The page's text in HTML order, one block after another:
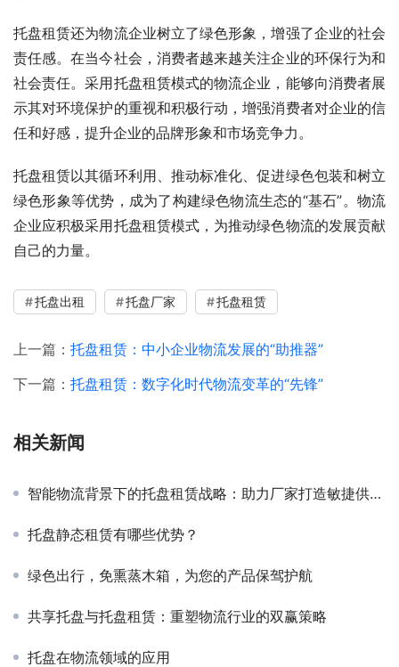
托盘租赁还为物流企业树立了绿色形象，增强了企业的社会
责任感。在当今社会，消费者越来越关注企业的环保行为和
社会责任。采用托盘租赁模式的物流企业，能够向消费者展
示其对环境保护的重视和积极行动，增强消费者对企业的信
任和好感，提升企业的品牌形象和市场竞争力。
托盘租赁以其循环利用、推动标准化、促进绿色包装和树立
绿色形象等优势，成为了构建绿色物流生态的“基石”。物流
企业应积极采用托盘租赁模式，为推动绿色物流的发展贡献
自己的力量。
托盘出租 托盘厂家 托盘租赁
上一篇： 托盘租赁：中小企业物流发展的“助推器”
下一篇： 托盘租赁：数字化时代物流变革的“先锋”
相关新闻
智能物流背景下的托盘租赁战略：助力厂家打造敏捷供应链
托盘静态租赁有哪些优势？
绿色出行，免熏蒸木箱，为您的产品保驾护航
共享托盘与托盘租赁：重塑物流行业的双赢策略
托盘在物流领域的应用